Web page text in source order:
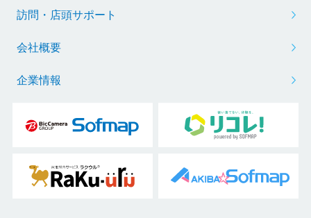
訪問・店頭サポート
会社概要
企業情報